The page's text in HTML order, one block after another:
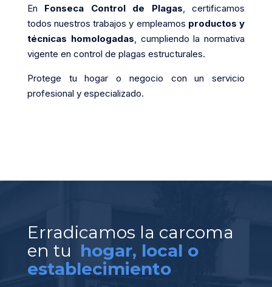
En Fonseca Control de Plagas, certificamos
todos nuestros trabajos y empleamos productos y
técnicas homologadas, cumpliendo la normativa
vigente en control de plagas estructurales.
Protege tu hogar o negocio con un servicio
profesional y especializado.
Erradicamos la carcoma
en tu hogar, local o
establecimiento